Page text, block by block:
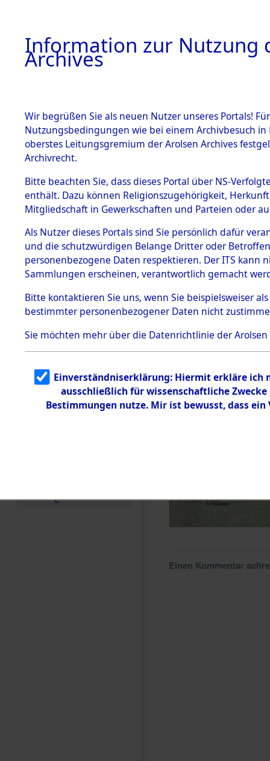
BESTÄNDE
1.
mente
5. Verschiedenes
5.3
Todesmärsche
5.3.1 Alliierte
Erhebungen
zu
Todesmärsch
en
5.3.2
g
5.3.3
Todesmärsch
e
der
Einen Kommentar
Information zur Nutzung
Archives
Wir begrüßen Sie als neuen Nutzer unseres Portals!
Nutzungsbedingungen wie bei einem Archivbesuch
oberstes Leitungsgremium der Arolsen Archives
Archivrecht.
Bitte beachten Sie, dass dieses Portal über NS-
enthält. Dazu können Religionszugehörigkeit,
Mitgliedschaft in Gewerkschaften und Parteien oder
Als Nutzer dieses Portals sind Sie persönlich dafür
und die schutzwürdigen Belange Dritter oder
personenbezogene Daten respektieren. Der ITS
Sammlungen erscheinen, verantwortlich gemacht
Bitte kontaktieren Sie uns, wenn Sie beispielsweiser
bestimmter personenbezogener Daten nicht
Sie möchten mehr über die Datenrichtlinie der Arolsen
Einverständniserklärung: Hiermit erkläre ich
ausschließlich für wissenschaftliche
Bestimmungen nutze. Mir ist bewusst, dass